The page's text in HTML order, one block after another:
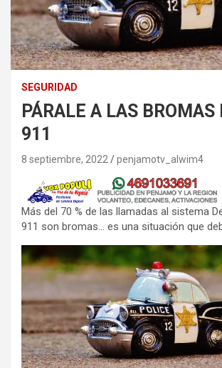
SEGURIDAD
PÁRALE A LAS BROMAS
911
8 septiembre, 2022 penjamotv_alwim4
Más del 70 % de las llamadas al sistema
911 son bromas… es una situación que